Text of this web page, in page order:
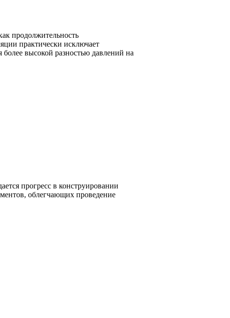
продолжительность
практически исключает
высокой разностью давлений на
прогресс в конструировании
облегчающих проведение